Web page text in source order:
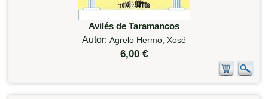
Avilés de Taramancos
Autor: Agrelo Hermo, Xosé
6,00 €